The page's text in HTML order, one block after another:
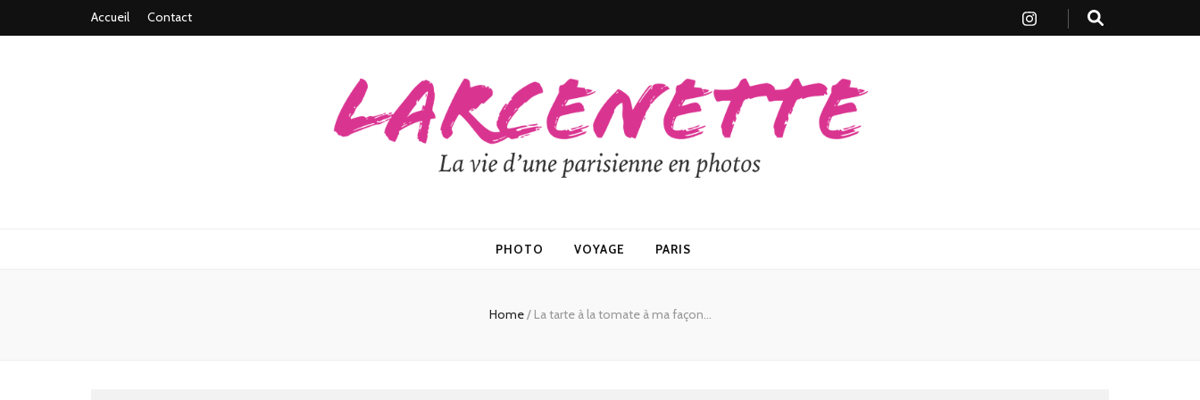
Accueil Contact
PHOTO VOYAGE PARIS
Home/ La tarte à la tomate à ma façon…